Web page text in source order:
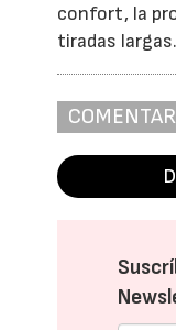
confort, la
tiradas largas.